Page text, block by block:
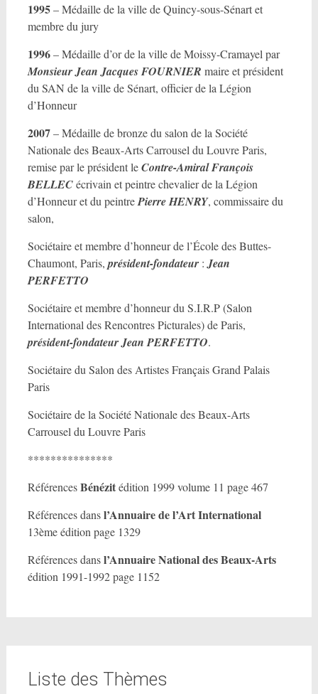
1995– Médaille de la ville de Quincy-sous-Sénart et
membre du jury
1996– Médaille d’or de la ville de Moissy-Cramayel par
MonsieurJean Jacques FOURNIER maire et président
du SAN de la ville de Sénart, officier de la Légion
d’Honneur
2007– Médaille de bronze du salon de la Société
Nationale des Beaux-Arts Carrousel du Louvre Paris,
remise par le président leContre-Amiral François
BELLECécrivain et peintre chevalier de la Légion
d’Honneur et du peintrePierre HENRY, commissaire du
salon,
Sociétaire et membre d’honneur de l’École des Buttes-
Chaumont, Paris, président-fondateur: Jean
PERFETTO
Sociétaire et membre d’honneur du S.I.R.P (Salon
International des Rencontres Picturales) de Paris,
président-fondateur Jean PERFETTO.
Sociétaire du Salon des Artistes Français Grand Palais
Paris
Sociétaire de la Société Nationale des Beaux-Arts
Carrousel du Louvre Paris
***************
RéférencesBénézitédition 1999 volume 11 page 467
Références dansl’Annuaire de l’Art International
13ème édition page 1329
Références dansl’Annuaire National des Beaux-Arts
édition 1991-1992 page 1152
Liste des Thèmes